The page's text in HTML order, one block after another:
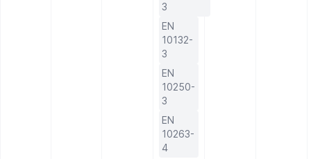
3
EN
10132-
3
EN
10250-
3
EN
10263-
4